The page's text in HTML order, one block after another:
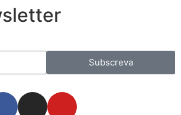
Subscreva